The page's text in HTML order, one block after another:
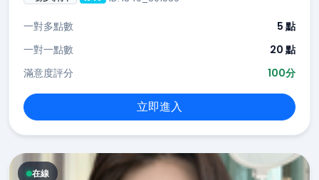
一對多點數
5 點
一對一點數
20 點
滿意度評分
100分
立即進入
在線